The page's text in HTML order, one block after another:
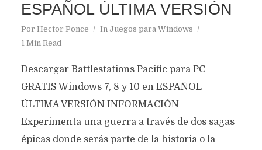
ESPAÑOL ÚLTIMA VERSIÓN
Por Hector Ponce In Juegos para Windows
1 Min Read
Descargar Battlestations Pacific para PC
GRATIS Windows 7, 8 y 10 en ESPAÑOL
ÚLTIMA VERSIÓN INFORMACIÓN
Experimenta una guerra a través de dos sagas
épicas donde serás parte de la historia o la